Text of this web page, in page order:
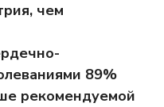
чем
89%
рекомендуемой